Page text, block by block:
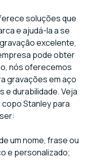
soluções que
e ajudá-la a se
excelente,
pode obter
nós oferecemos
gravações em aço
e durabilidade. Veja
Stanley para
um nome, frase ou
e personalizado;